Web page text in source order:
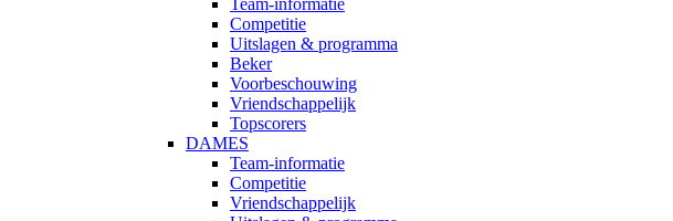
Team-informatie
Competitie
Uitslagen & programma
Beker
Voorbeschouwing
Vriendschappelijk
Topscorers
DAMES
Team-informatie
Competitie
Vriendschappelijk